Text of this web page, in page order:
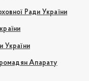
Ради України
України
Апарату